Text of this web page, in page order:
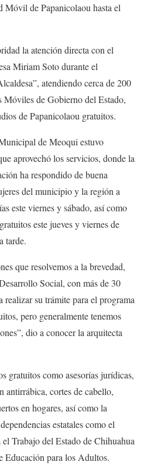
de Papanicolaou hasta el
la atención directa con el
Miriam Soto durante el
atendiendo cerca de 200
Móviles de Gobierno del Estado,
de Papanicolaou gratuitos.
de Meoqui estuvo
aprovechó los servicios, donde la
ha respondido de buena
del municipio y la región a
este viernes y sábado, así como
este jueves y viernes de
tarde.
que resolvemos a la brevedad,
Social, con más de 30
su trámite para el programa
pero generalmente tenemos
dio a conocer la arquitecta
gratuitos como asesorías jurídicas,
antirrábica, cortes de cabello,
en hogares, así como la
estatales como el
Trabajo del Estado de Chihuahua
Educación para los Adultos.